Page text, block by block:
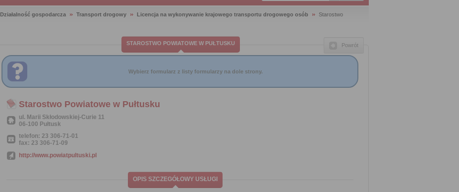
Działalność gospodarcza Transport drogowy Licencja na wykonywanie krajowego transportu drogowego osób
Starostwo
STAROSTWO POWIATOWE W PUŁTUSKU Powrót
Wybierz formularz z listy formularzy na dole strony.
Starostwo Powiatowe w Pułtusku
ul. Marii Skłodowskiej-Curie 11
06-100 Pułtusk
telefon: 23 306-71-01
fax: 23 306-71-09
http://www.powiatpultuski.pl
OPIS SZCZEGÓŁOWY USŁUGI